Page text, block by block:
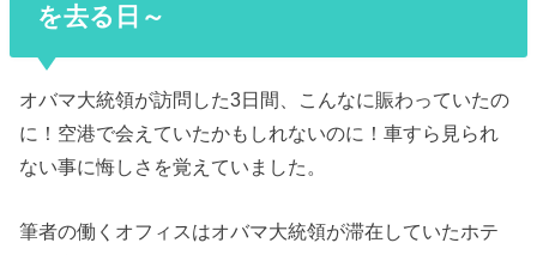
を去る日～
オバマ大統領が訪問した3日間、こんなに賑わっていたの
に！空港で会えていたかもしれないのに！車すら見られ
ない事に悔しさを覚えていました。
筆者の働くオフィスはオバマ大統領が滞在していたホテ